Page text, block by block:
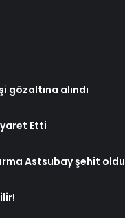
gözaltına alındı
Etti
Astsubay şehit oldu